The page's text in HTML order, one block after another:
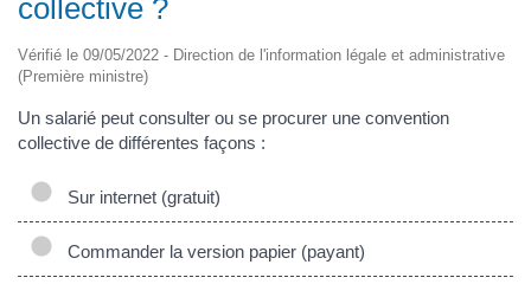
collective ?
Vérifié le 09/05/2022 - Direction de l'information légale et administrative
(Première ministre)
Un salarié peut consulter ou se procurer une convention
collective de différentes façons :
Sur internet (gratuit)
Commander la version papier (payant)